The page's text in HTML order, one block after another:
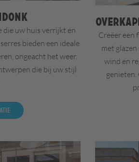
die uw huis verrijkt en
bieden een ideale
ongeacht het weer.
die bij uw stijl
Creëer een
met
wind en